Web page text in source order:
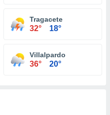
Tragacete
32° 18°
Villalpardo
36° 20°